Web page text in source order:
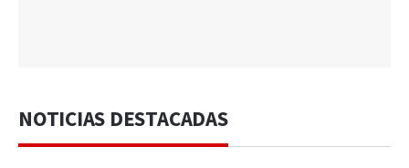
NOTICIAS DESTACADAS